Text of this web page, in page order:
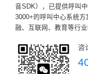
音SDK），已提供呼叫
3000+的呼叫中心系统
融、互联网、教育等行业
咨